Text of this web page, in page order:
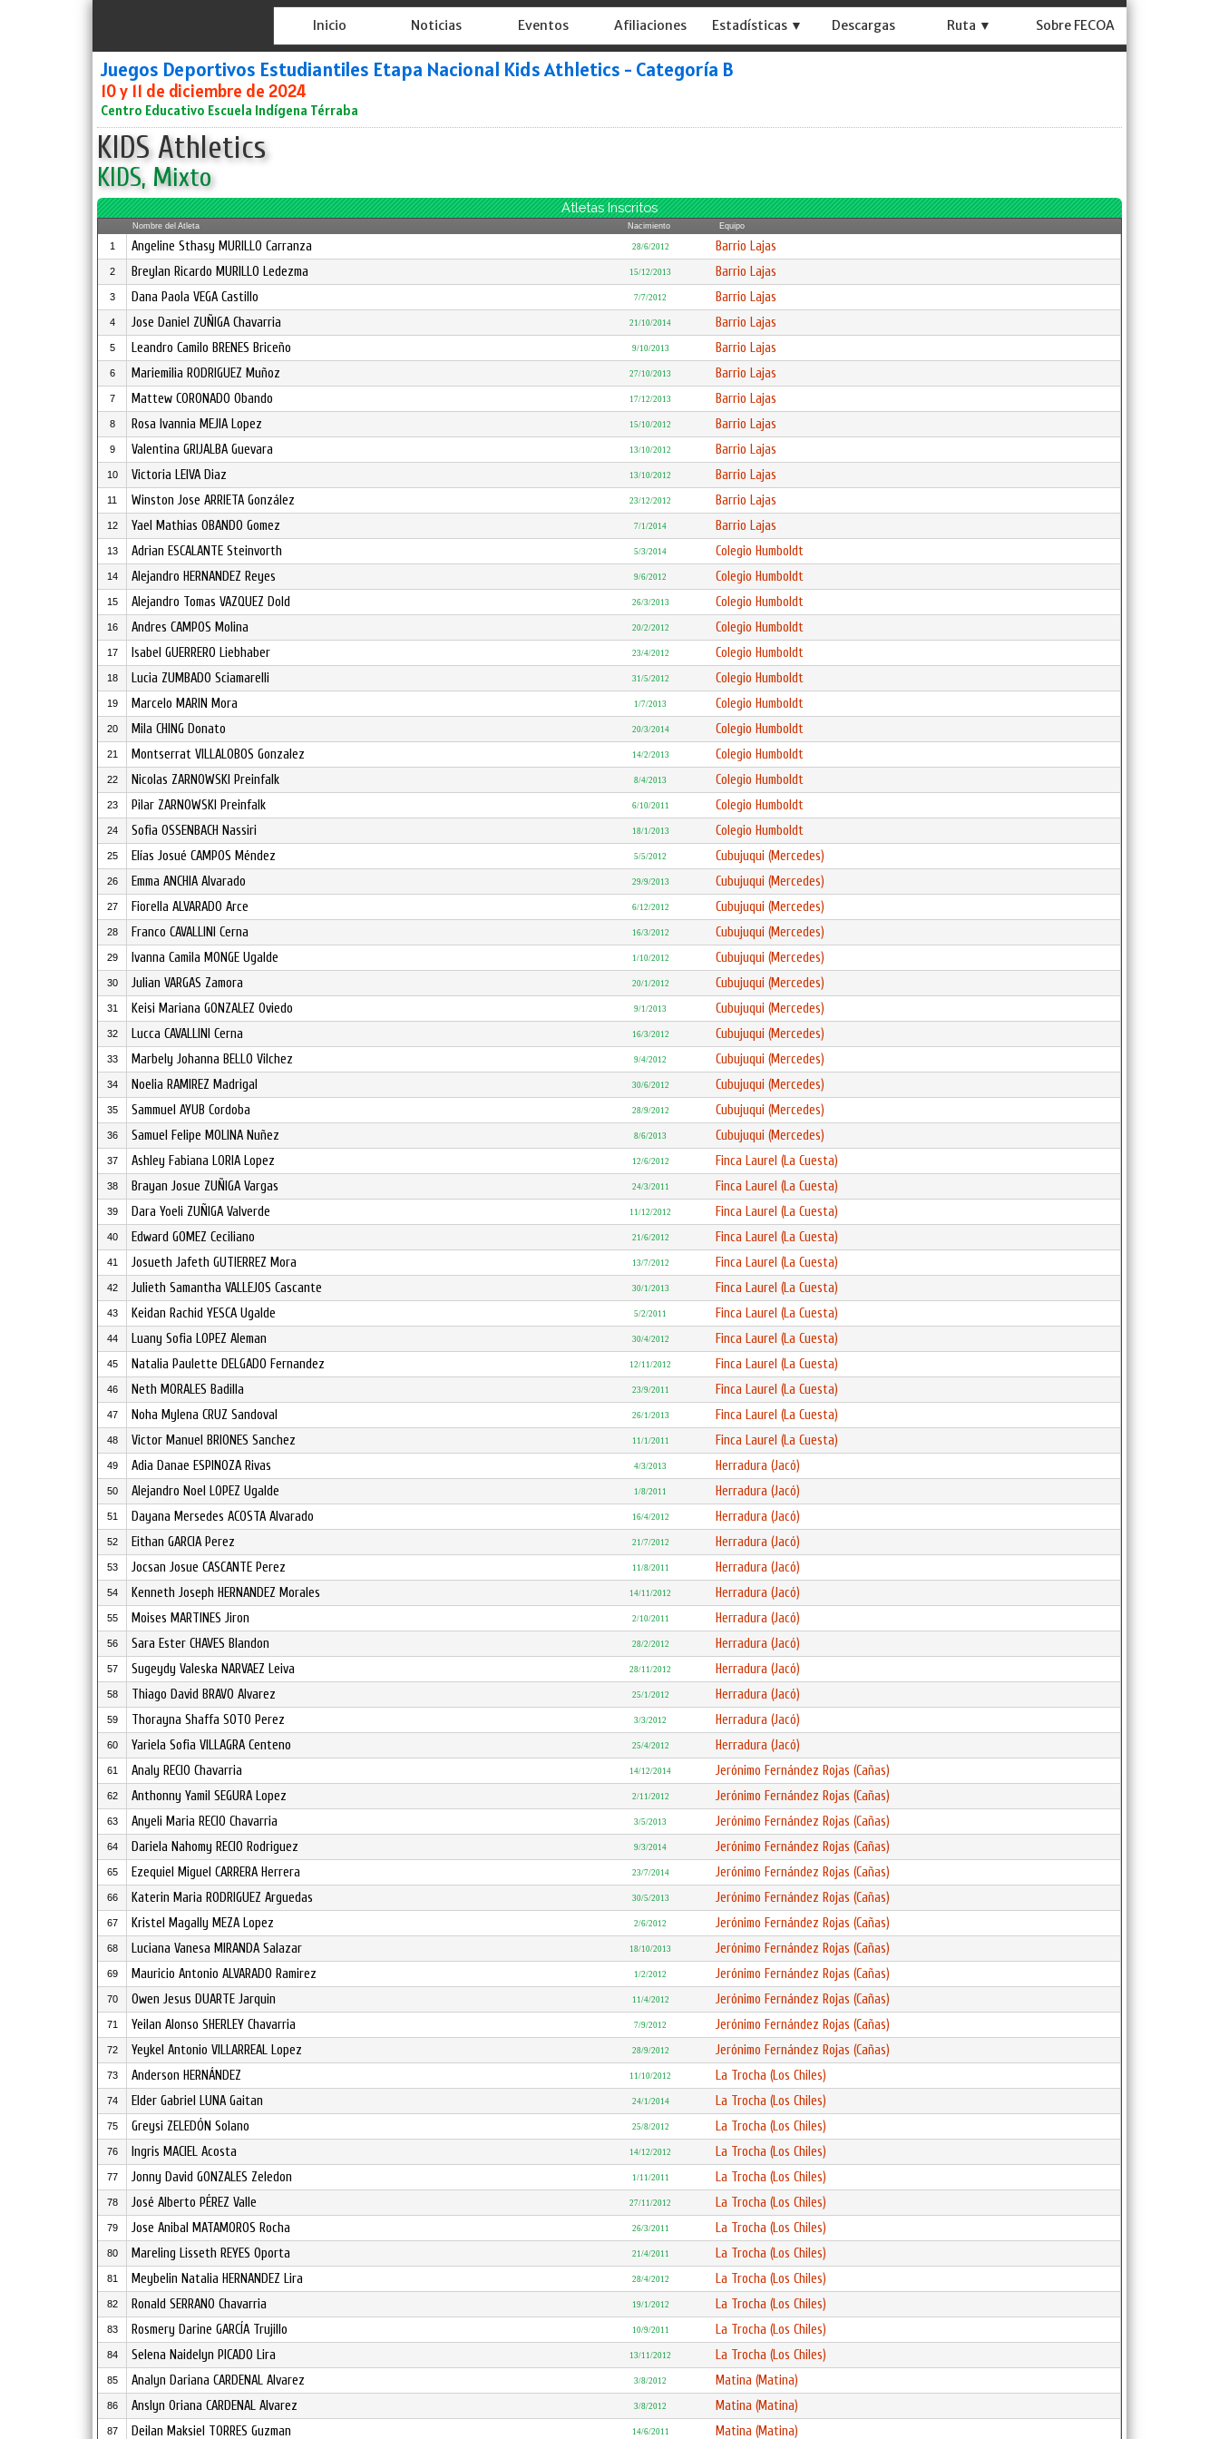
Inicio Noticias Eventos Afiliaciones Estadísticas ▼ Descargas Ruta ▼ Sobre FECOA
Juegos Deportivos Estudiantiles Etapa Nacional Kids Athletics - Categoría B
10 y 11 de diciembre de 2024
Centro Educativo Escuela Indígena Térraba
KIDS Athletics
KIDS, Mixto
Atletas Inscritos
Nombre del Atleta Nacimiento Equipo
1 Angeline Sthasy MURILLO Carranza 28/6/2012 Barrio Lajas
2 Breylan Ricardo MURILLO Ledezma 15/12/2013 Barrio Lajas
3 Dana Paola VEGA Castillo 7/7/2012 Barrio Lajas
4 Jose Daniel ZUÑIGA Chavarria 21/10/2014 Barrio Lajas
5 Leandro Camilo BRENES Briceño 9/10/2013 Barrio Lajas
6 Mariemilia RODRIGUEZ Muñoz 27/10/2013 Barrio Lajas
7 Mattew CORONADO Obando 17/12/2013 Barrio Lajas
8 Rosa Ivannia MEJIA Lopez 15/10/2012 Barrio Lajas
9 Valentina GRIJALBA Guevara 13/10/2012 Barrio Lajas
10 Victoria LEIVA Diaz 13/10/2012 Barrio Lajas
11 Winston Jose ARRIETA González 23/12/2012 Barrio Lajas
12 Yael Mathias OBANDO Gomez 7/1/2014 Barrio Lajas
13 Adrian ESCALANTE Steinvorth 5/3/2014 Colegio Humboldt
14 Alejandro HERNANDEZ Reyes 9/6/2012 Colegio Humboldt
15 Alejandro Tomas VAZQUEZ Dold 26/3/2013 Colegio Humboldt
16 Andres CAMPOS Molina 20/2/2012 Colegio Humboldt
17 Isabel GUERRERO Liebhaber 23/4/2012 Colegio Humboldt
18 Lucia ZUMBADO Sciamarelli 31/5/2012 Colegio Humboldt
19 Marcelo MARIN Mora 1/7/2013 Colegio Humboldt
20 Mila CHING Donato 20/3/2014 Colegio Humboldt
21 Montserrat VILLALOBOS Gonzalez 14/2/2013 Colegio Humboldt
22 Nicolas ZARNOWSKI Preinfalk 8/4/2013 Colegio Humboldt
23 Pilar ZARNOWSKI Preinfalk 6/10/2011 Colegio Humboldt
24 Sofia OSSENBACH Nassiri 18/1/2013 Colegio Humboldt
25 Elías Josué CAMPOS Méndez 5/5/2012 Cubujuqui (Mercedes)
26 Emma ANCHIA Alvarado 29/9/2013 Cubujuqui (Mercedes)
27 Fiorella ALVARADO Arce 6/12/2012 Cubujuqui (Mercedes)
28 Franco CAVALLINI Cerna 16/3/2012 Cubujuqui (Mercedes)
29 Ivanna Camila MONGE Ugalde 1/10/2012 Cubujuqui (Mercedes)
30 Julian VARGAS Zamora 20/1/2012 Cubujuqui (Mercedes)
31 Keisi Mariana GONZALEZ Oviedo 9/1/2013 Cubujuqui (Mercedes)
32 Lucca CAVALLINI Cerna 16/3/2012 Cubujuqui (Mercedes)
33 Marbely Johanna BELLO Vilchez 9/4/2012 Cubujuqui (Mercedes)
34 Noelia RAMIREZ Madrigal 30/6/2012 Cubujuqui (Mercedes)
35 Sammuel AYUB Cordoba 28/9/2012 Cubujuqui (Mercedes)
36 Samuel Felipe MOLINA Nuñez 8/6/2013 Cubujuqui (Mercedes)
37 Ashley Fabiana LORIA Lopez 12/6/2012 Finca Laurel (La Cuesta)
38 Brayan Josue ZUÑIGA Vargas 24/3/2011 Finca Laurel (La Cuesta)
39 Dara Yoeli ZUÑIGA Valverde 11/12/2012 Finca Laurel (La Cuesta)
40 Edward GOMEZ Ceciliano 21/6/2012 Finca Laurel (La Cuesta)
41 Josueth Jafeth GUTIERREZ Mora 13/7/2012 Finca Laurel (La Cuesta)
42 Julieth Samantha VALLEJOS Cascante 30/1/2013 Finca Laurel (La Cuesta)
43 Keidan Rachid YESCA Ugalde 5/2/2011 Finca Laurel (La Cuesta)
44 Luany Sofia LOPEZ Aleman 30/4/2012 Finca Laurel (La Cuesta)
45 Natalia Paulette DELGADO Fernandez 12/11/2012 Finca Laurel (La Cuesta)
46 Neth MORALES Badilla 23/9/2011 Finca Laurel (La Cuesta)
47 Noha Mylena CRUZ Sandoval 26/1/2013 Finca Laurel (La Cuesta)
48 Victor Manuel BRIONES Sanchez 11/1/2011 Finca Laurel (La Cuesta)
49 Adia Danae ESPINOZA Rivas 4/3/2013 Herradura (Jacó)
50 Alejandro Noel LOPEZ Ugalde 1/8/2011 Herradura (Jacó)
51 Dayana Mersedes ACOSTA Alvarado 16/4/2012 Herradura (Jacó)
52 Eithan GARCIA Perez 21/7/2012 Herradura (Jacó)
53 Jocsan Josue CASCANTE Perez 11/8/2011 Herradura (Jacó)
54 Kenneth Joseph HERNANDEZ Morales 14/11/2012 Herradura (Jacó)
55 Moises MARTINES Jiron 2/10/2011 Herradura (Jacó)
56 Sara Ester CHAVES Blandon 28/2/2012 Herradura (Jacó)
57 Sugeydy Valeska NARVAEZ Leiva 28/11/2012 Herradura (Jacó)
58 Thiago David BRAVO Alvarez 25/1/2012 Herradura (Jacó)
59 Thorayna Shaffa SOTO Perez 3/3/2012 Herradura (Jacó)
60 Yariela Sofia VILLAGRA Centeno 25/4/2012 Herradura (Jacó)
61 Analy RECIO Chavarria 14/12/2014 Jerónimo Fernández Rojas (Cañas)
62 Anthonny Yamil SEGURA Lopez 2/11/2012 Jerónimo Fernández Rojas (Cañas)
63 Anyeli Maria RECIO Chavarria 3/5/2013 Jerónimo Fernández Rojas (Cañas)
64 Dariela Nahomy RECIO Rodriguez 9/3/2014 Jerónimo Fernández Rojas (Cañas)
65 Ezequiel Miguel CARRERA Herrera 23/7/2014 Jerónimo Fernández Rojas (Cañas)
66 Katerin Maria RODRIGUEZ Arguedas 30/5/2013 Jerónimo Fernández Rojas (Cañas)
67 Kristel Magally MEZA Lopez 2/6/2012 Jerónimo Fernández Rojas (Cañas)
68 Luciana Vanesa MIRANDA Salazar 18/10/2013 Jerónimo Fernández Rojas (Cañas)
69 Mauricio Antonio ALVARADO Ramirez 1/2/2012 Jerónimo Fernández Rojas (Cañas)
70 Owen Jesus DUARTE Jarquin 11/4/2012 Jerónimo Fernández Rojas (Cañas)
71 Yeilan Alonso SHERLEY Chavarria 7/9/2012 Jerónimo Fernández Rojas (Cañas)
72 Yeykel Antonio VILLARREAL Lopez 28/9/2012 Jerónimo Fernández Rojas (Cañas)
73 Anderson HERNÁNDEZ 11/10/2012 La Trocha (Los Chiles)
74 Elder Gabriel LUNA Gaitan 24/1/2014 La Trocha (Los Chiles)
75 Greysi ZELEDÓN Solano 25/8/2012 La Trocha (Los Chiles)
76 Ingris MACIEL Acosta 14/12/2012 La Trocha (Los Chiles)
77 Jonny David GONZALES Zeledon 1/11/2011 La Trocha (Los Chiles)
78 José Alberto PÉREZ Valle 27/11/2012 La Trocha (Los Chiles)
79 Jose Anibal MATAMOROS Rocha 26/3/2011 La Trocha (Los Chiles)
80 Mareling Lisseth REYES Oporta 21/4/2011 La Trocha (Los Chiles)
81 Meybelin Natalia HERNANDEZ Lira 28/4/2012 La Trocha (Los Chiles)
82 Ronald SERRANO Chavarria 19/1/2012 La Trocha (Los Chiles)
83 Rosmery Darine GARCÍA Trujillo 10/9/2011 La Trocha (Los Chiles)
84 Selena Naidelyn PICADO Lira 13/11/2012 La Trocha (Los Chiles)
85 Analyn Dariana CARDENAL Alvarez 3/8/2012 Matina (Matina)
86 Anslyn Oriana CARDENAL Alvarez 3/8/2012 Matina (Matina)
87 Deilan Maksiel TORRES Guzman 14/6/2011 Matina (Matina)